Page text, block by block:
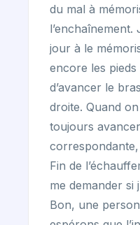
du mal à
l’enchaînement.
jour à le
encore les pieds
d’avancer le
droite. Quand
toujours
Fin de
me demander si
Bon, une